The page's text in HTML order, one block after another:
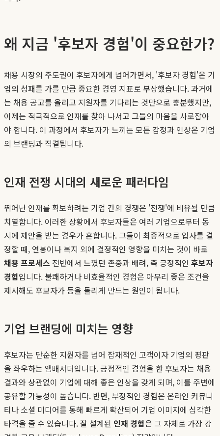
왜 지금 '후보자 경험'이 중요한가?
채용 시장의 주도권이 후보자에게 넘어가면서, '후보자 경험'은 기
업의 성패를 가를 만큼 중요한 경영 지표로 부상했습니다. 과거에
는 채용 공고를 올리고 지원자를 기다리는 것만으로 충분했지만,
이제는 적극적으로 인재를 찾아 나서고 그들의 마음을 사로잡아
야 합니다. 이 과정에서 후보자가 느끼는 모든 감정과 인상은 기업
의 브랜딩과 직결됩니다.
인재 전쟁 시대의 새로운 패러다임
뛰어난 인재를 확보하려는 기업 간의 경쟁은 '전쟁'에 비유될 만큼
치열합니다. 이러한 상황에서 후보자들은 여러 기업으로부터 동
시에 제안을 받는 경우가 흔합니다. 그들이 최종적으로 입사를 결
정할 때, 연봉이나 복지 외에 결정적인 영향을 미치는 것이 바로
채용 프로세스 전반에서 느꼈던 존중과 배려, 즉 긍정적인 후보자
경험입니다. 불쾌하거나 비효율적인 경험은 아무리 좋은 조건을
제시해도 후보자가 등을 돌리게 만드는 원인이 됩니다.
기업 브랜딩에 미치는 영향
후보자는 단순한 지원자를 넘어 잠재적인 고객이자 기업의 평판
을 좌우하는 앰배서더입니다. 긍정적인 경험을 한 후보자는 채용
결과와 상관없이 기업에 대해 좋은 인상을 갖게 되며, 이를 주변에
공유할 가능성이 높습니다. 반면, 부정적인 경험은 온라인 커뮤니
티나 소셜 미디어를 통해 빠르게 확산되어 기업 이미지에 심각한
타격을 줄 수 있습니다. 잘 설계된 인재 경험은 그 자체로 가장 강